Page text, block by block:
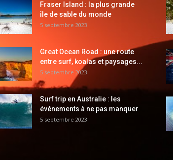
Fraser Island : la plus grande
île de sable du monde
5 septembre 2023
Great Ocean Road : une route
entre surf, koalas et paysages...
5 septembre 2023
Surf trip en Australie : les
événements à ne pas manquer
5 septembre 2023